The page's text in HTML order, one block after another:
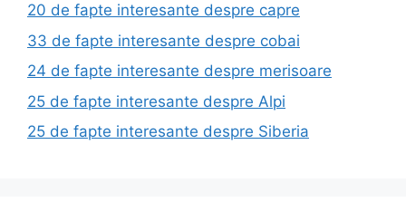
20 de fapte interesante despre capre
33 de fapte interesante despre cobai
24 de fapte interesante despre merisoare
25 de fapte interesante despre Alpi
25 de fapte interesante despre Siberia